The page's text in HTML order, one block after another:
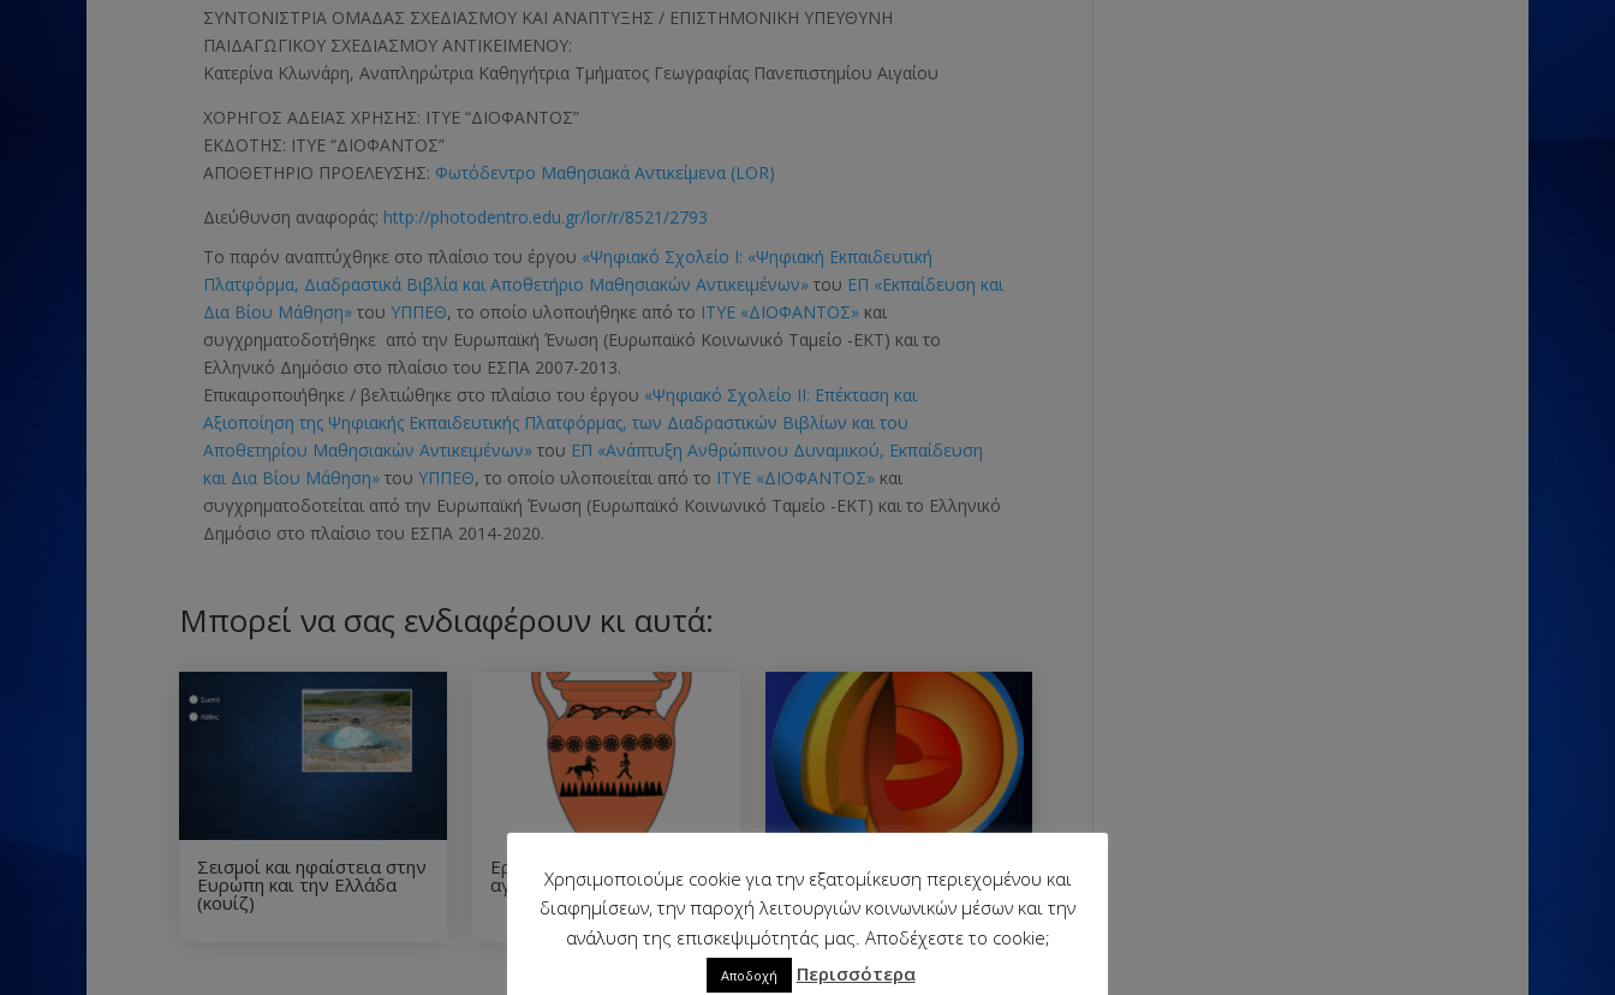
ΣΥΝΤΟΝΙΣΤΡΙΑ ΟΜΑΔΑΣ ΣΧΕΔΙΑΣΜΟΥ ΚΑΙ ΑΝΑΠΤΥΞΗΣ / ΕΠΙΣΤΗΜΟΝΙΚΗ ΥΠΕΥΘΥΝΗ
ΠΑΙΔΑΓΩΓΙΚΟΥ ΣΧΕΔΙΑΣΜΟΥ ΑΝΤΙΚΕΙΜΕΝΟΥ:
Κατερίνα Κλωνάρη, Αναπληρώτρια Καθηγήτρια Τμήματος Γεωγραφίας Πανεπιστημίου Αιγαίου
ΧΟΡΗΓΟΣ ΑΔΕΙΑΣ ΧΡΗΣΗΣ: ΙΤΥΕ “ΔΙΟΦΑΝΤΟΣ”
ΕΚΔΟΤΗΣ: ΙΤΥΕ “ΔΙΟΦΑΝΤΟΣ”
ΑΠΟΘΕΤΗΡΙΟ ΠΡΟΕΛΕΥΣΗΣ: Φωτόδεντρο Μαθησιακά Αντικείμενα (LOR)
Διεύθυνση αναφοράς: http://photodentro.edu.gr/lor/r/8521/2793
Το παρόν αναπτύχθηκε στο πλαίσιο του έργου «Ψηφιακό Σχολείο Ι: «Ψηφιακή Εκπαιδευτική
Πλατφόρμα, Διαδραστικά Βιβλία και Αποθετήριο Μαθησιακών Αντικειμένων» του ΕΠ «Εκπαίδευση και
Δια Βίου Μάθηση» τουΥΠΠΕΘ, το οποίο υλοποιήθηκε από το ΙΤΥΕ «ΔΙΟΦΑΝΤΟΣ» και
συγχρηματοδοτήθηκε από την Ευρωπαϊκή Ένωση (Ευρωπαϊκό Κοινωνικό Ταμείο -ΕΚΤ) και το
Ελληνικό Δημόσιο στο πλαίσιο του ΕΣΠΑ 2007-2013.
Επικαιροποιήθηκε / βελτιώθηκε στο πλαίσιο του έργου «Ψηφιακό Σχολείο ΙΙ: Επέκταση και
Αξιοποίηση της Ψηφιακής Εκπαιδευτικής Πλατφόρμας, των Διαδραστικών Βιβλίων και του
Αποθετηρίου Μαθησιακών Αντικειμένων» του ΕΠ «Ανάπτυξη Ανθρώπινου Δυναμικού, Εκπαίδευση
και Δια Βίου Μάθηση» τουΥΠΠΕΘ, το οποίο υλοποιείται από το ΙΤΥΕ «ΔΙΟΦΑΝΤΟΣ» και
συγχρηματοδοτείται από την Ευρωπαϊκή Ένωση (Ευρωπαϊκό Κοινωνικό Ταμείο -ΕΚΤ) και το Ελληνικό
Δημόσιο στο πλαίσιο του ΕΣΠΑ 2014-2020.
Μπορεί να σας ενδιαφέρουν κι αυτά:
Σεισμοί και ηφαίστεια στην
Ευρώπη και την Ελλάδα
(κουίζ)
Εργαστήριο
αγγειοπλαστικής
Το εσωτερικό της Γης
Χρησιμοποιούμε cookie για την εξατομίκευση περιεχομένου και
διαφημίσεων, την παροχή λειτουργιών κοινωνικών μέσων και την
ανάλυση της επισκεψιμότητάς μας. Αποδέχεστε το cookie;
Αποδοχή Περισσότερα